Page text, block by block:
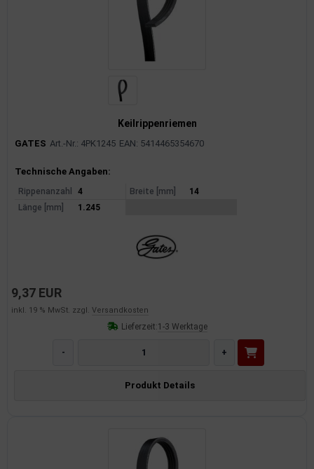
Keilrippenriemen
GATES Art.-Nr.: 4PK1245 EAN: 5414465354670
Produktinformationen
Technische Angaben:
Rippenanzahl 4 Breite [mm]
14
Länge [mm]
1.245
9,37 EUR
inkl. 19 % MwSt. zzgl. Versandkosten
Lieferzeit:1-3 Werktage
- +
Produkt Details
Verbrauchsmaterial